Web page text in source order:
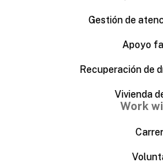
Gestión de
Apoyo
Recuperación de
Vivienda
Work